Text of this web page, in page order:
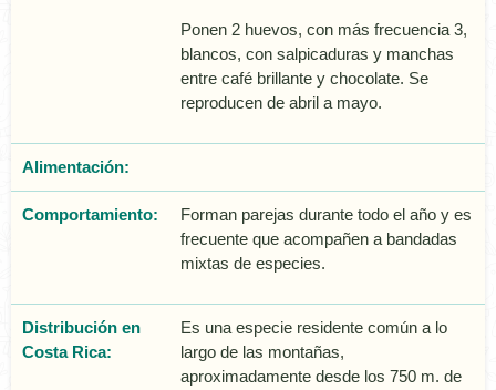
Ponen 2 huevos, con más frecuencia 3,
blancos, con salpicaduras y manchas
entre café brillante y chocolate. Se
reproducen de abril a mayo.
Alimentación:
Comportamiento:
Forman parejas durante todo el año y es
frecuente que acompañen a bandadas
mixtas de especies.
Distribución en
Costa Rica:
Es una especie residente común a lo
largo de las montañas,
aproximadamente desde los 750 m. de